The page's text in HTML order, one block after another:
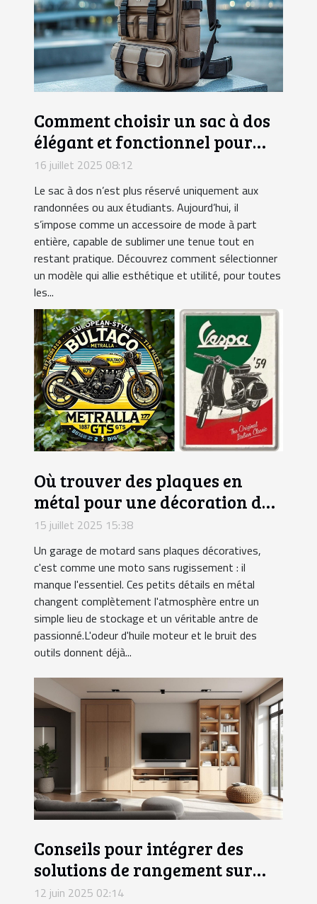
Comment choisir un sac à dos
élégant et fonctionnel pour
chaque occasion ?
16 juillet 2025 08:12
Le sac à dos n’est plus réservé uniquement aux
randonnées ou aux étudiants. Aujourd’hui, il
s’impose comme un accessoire de mode à part
entière, capable de sublimer une tenue tout en
restant pratique. Découvrez comment sélectionner
un modèle qui allie esthétique et utilité, pour toutes
les...
Où trouver des plaques en
métal pour une décoration de
garage motard ?
15 juillet 2025 15:38
Un garage de motard sans plaques décoratives,
c'est comme une moto sans rugissement : il
manque l'essentiel. Ces petits détails en métal
changent complètement l'atmosphère entre un
simple lieu de stockage et un véritable antre de
passionné.L'odeur d'huile moteur et le bruit des
outils donnent déjà...
Conseils pour intégrer des
solutions de rangement sur
mesure dans votre intérieur
12 juin 2025 02:14